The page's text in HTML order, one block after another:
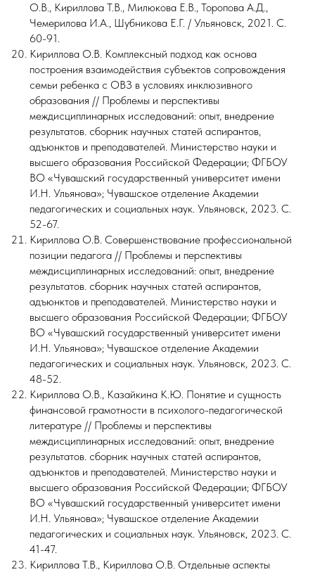
О.В., Кириллова Т.В., Милюкова Е.В., Торопова А.Д.,
Чемерилова И.А., Шубникова Е.Г. / Ульяновск, 2021. С.
60-91.
Кириллова О.В. Комплексный подход как основа
построения взаимодействия субъектов сопровождения
семьи ребенка с ОВЗ в условиях инклюзивного
образования // Проблемы и перспективы
междисциплинарных исследований: опыт, внедрение
результатов. сборник научных статей аспирантов,
адъюнктов и преподавателей. Министерство науки и
высшего образования Российской Федерации; ФГБОУ
ВО «Чувашский государственный университет имени
И.Н. Ульянова»; Чувашское отделение Академии
педагогических и социальных наук. Ульяновск, 2023. С.
52-67.
Кириллова О.В. Совершенствование профессиональной
позиции педагога // Проблемы и перспективы
междисциплинарных исследований: опыт, внедрение
результатов. сборник научных статей аспирантов,
адъюнктов и преподавателей. Министерство науки и
высшего образования Российской Федерации; ФГБОУ
ВО «Чувашский государственный университет имени
И.Н. Ульянова»; Чувашское отделение Академии
педагогических и социальных наук. Ульяновск, 2023. С.
48-52.
Кириллова О.В., Казайкина К.Ю. Понятие и сущность
финансовой грамотности в психолого-педагогической
литературе // Проблемы и перспективы
междисциплинарных исследований: опыт, внедрение
результатов. сборник научных статей аспирантов,
адъюнктов и преподавателей. Министерство науки и
высшего образования Российской Федерации; ФГБОУ
ВО «Чувашский государственный университет имени
И.Н. Ульянова»; Чувашское отделение Академии
педагогических и социальных наук. Ульяновск, 2023. С.
41-47.
Кириллова Т.В., Кириллова О.В. Отдельные аспекты